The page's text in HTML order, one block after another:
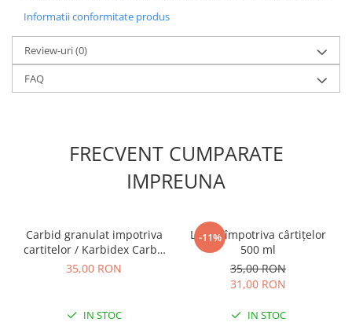
Chei fixe
Cleste
Colier / Faseta
Consumabile motofierastrau
Discuri debitare
Fierastraie manuale
Fire motocoasa
Gresor / Decalimetru
Informatii conformitate produs
Review-uri(0)
FAQ
FRECVENT CUMPARATE
IMPREUNA
Carbid granulat impotriva
cartitelor / Karbidex Carbit
pelete
35,00 RON
IN STOC
-11%
Lichid împotriva cârtițelor
500 ml
35,00 RON
31,00 RON
IN STOC